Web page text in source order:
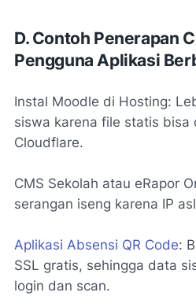
D. Contoh Penerapan
Pengguna Aplikasi
Instal Moodle di Hosting:
siswa karena file statis bisa
Cloudflare.
CMS Sekolah atau eRapor
serangan iseng karena IP
Aplikasi Absensi QR Code:
SSL gratis, sehingga data
login dan scan.